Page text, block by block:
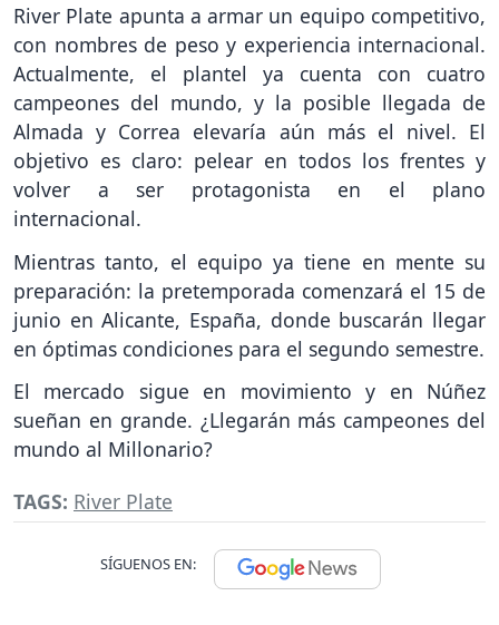
River Plate apunta a armar un equipo competitivo,
con nombres de peso y experiencia internacional.
Actualmente, el plantel ya cuenta con cuatro
campeones del mundo, y la posible llegada de
Almada y Correa elevaría aún más el nivel. El
objetivo es claro: pelear en todos los frentes y
volver a ser protagonista en el plano
internacional.
Mientras tanto, el equipo ya tiene en mente su
preparación: la pretemporada comenzará el 15 de
junio en Alicante, España, donde buscarán llegar
en óptimas condiciones para el segundo semestre.
El mercado sigue en movimiento y en Núñez
sueñan en grande. ¿Llegarán más campeones del
mundo al Millonario?
TAGS: River Plate
SÍGUENOS EN: